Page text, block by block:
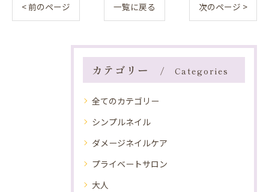
< 前のページ 一覧に戻る 次のページ >
カテゴリー Categories
全てのカテゴリー
シンプルネイル
ダメージネイルケア
プライベートサロン
大人